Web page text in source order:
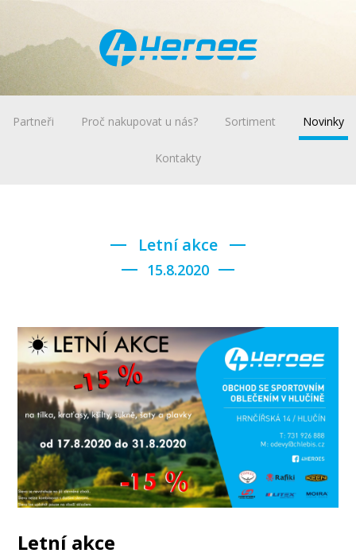
Partneři Proč nakupovat u nás? Sortiment Novinky
Kontakty
Letní akce
15.8.2020
Letní akce